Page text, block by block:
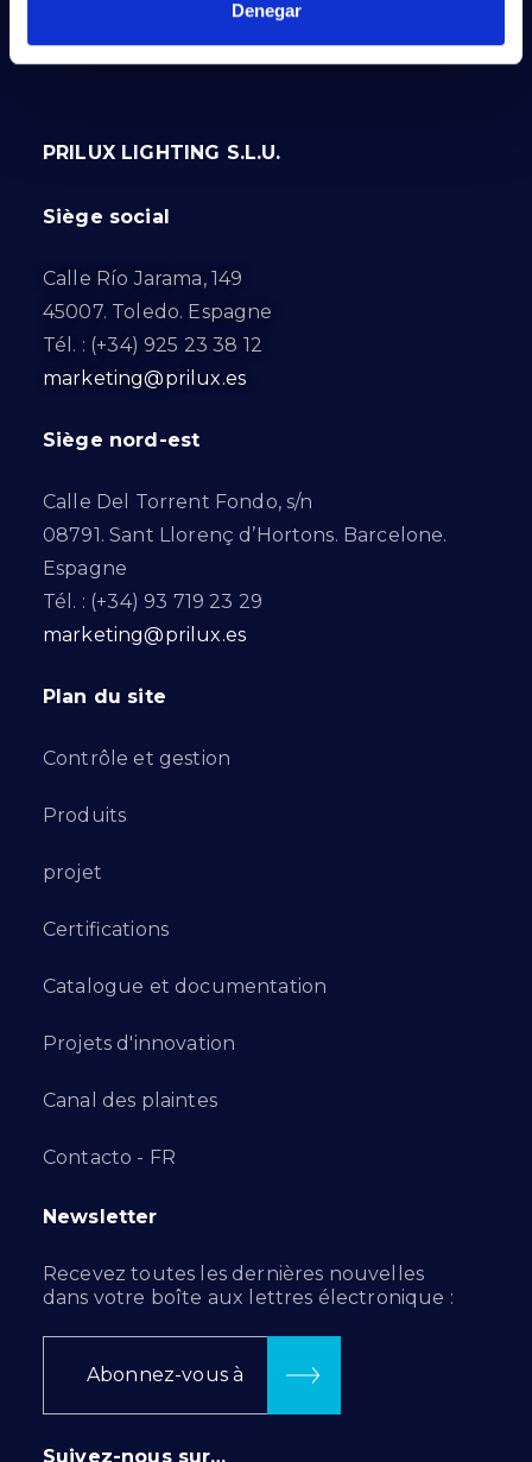
Denegar
PRILUX LIGHTING S.L.U.
Siège social
Calle Río Jarama, 149
45007. Toledo. Espagne
Tél. : (+34) 925 23 38 12
marketing@prilux.es
Siège nord-est
Calle Del Torrent Fondo, s/n
08791. Sant Llorenç d’Hortons. Barcelone.
Espagne
Tél. : (+34) 93 719 23 29
marketing@prilux.es
Plan du site
Contrôle et gestion
Produits
projet
Certifications
Catalogue et documentation
Projets d'innovation
Canal des plaintes
Contacto - FR
Newsletter
Recevez toutes les dernières nouvelles
dans votre boîte aux lettres électronique :
Abonnez-vous à
Suivez-nous sur…